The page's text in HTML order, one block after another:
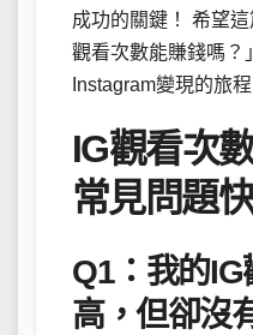
成功的關鍵！ 希望
觀看次數能賺錢嗎？
Instagram變現的旅程
IG觀看次
常見問題
Q1：我的
高，但卻沒